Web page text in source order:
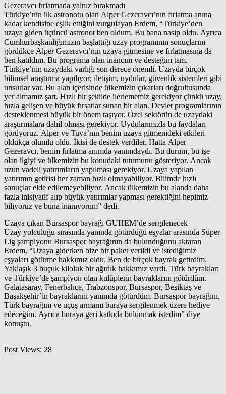
Gezeravcı fırlatmada yalnız bırakmadı
Türkiye’nin ilk astronotu olan Alper Gezeravcı’nın fırlatma anına
kadar kendisine eşlik ettiğini vurgulayan Erdem, “Türkiye’den
uzaya giden üçüncü astronot ben oldum. Bu bana nasip oldu. Ayrıca
Cumhurbaşkanlığımızın başlattığı uzay programının sonuçlarını
gördükçe Alper Gezeravcı’nın uzaya gitmesine ve fırlatmasına da
ben katıldım. Bu programa olan inancım ve desteğim tam.
Türkiye’nin uzaydaki varlığı son derece önemli. Uzayda birçok
bilimsel araştırma yapılıyor; iletişim, uydular, güvenlik sistemleri gibi
unsurlar var. Bu alan içerisinde ülkemizin çıkarları doğrultusunda
yer almamız şart. Hızlı bir şekilde ilerlememiz gerekiyor çünkü uzay,
hızla gelişen ve büyük fırsatlar sunan bir alan. Devlet programlarının
desteklenmesi büyük bir önem taşıyor. Özel sektörün de uzaydaki
araştırmalara dahil olması gerekiyor. Uydularımızla bu faydaları
görüyoruz. Alper ve Tuva’nın benim uzaya gitmemdeki etkileri
oldukça olumlu oldu. İkisi de destek verdiler. Hatta Alper
Gezeravcı, benim fırlatma anımda yanımdaydı. Bu durum, bu işe
olan ilgiyi ve ülkemizin bu konudaki tutumunu gösteriyor. Ancak
uzun vadeli yatırımların yapılması gerekiyor. Uzaya yapılan
yatırımın getirisi her zaman hızlı olmayabiliyor. Bilimde hızlı
sonuçlar elde edilemeyebiliyor. Ancak ülkemizin bu alanda daha
fazla inisiyatif alıp büyük yatırımlar yapması gerektiğini hepimiz
biliyoruz ve buna inanıyorum” dedi.
Uzaya çıkan Bursaspor bayrağı GUHEM’de sergilenecek
Uzay yolculuğu sırasında yanında götürdüğü eşyalar arasında Süper
Lig şampiyonu Bursaspor bayrağının da bulunduğunu aktaran
Erdem, “Uzaya giderken bize bir paket verildi ve istediğimiz
eşyaları götürme hakkımız oldu. Ben de birçok bayrak getirdim.
Yaklaşık 3 buçuk kiloluk bir ağırlık hakkımız vardı. Türk bayrakları
ve Türkiye’de şampiyon olan kulüplerin bayraklarını götürdüm.
Galatasaray, Fenerbahçe, Trabzonspor, Bursaspor, Beşiktaş ve
Başakşehir’in bayraklarını yanımda götürdüm. Bursaspor bayrağını,
Türk bayrağını ve uçuş armamı buraya sergilenmek üzere hediye
edeceğim. Ayrıca buraya geri katkıda bulunmak istedim” diye
konuştu.
Post Views: 28